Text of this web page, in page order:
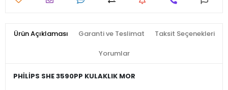
Ürün Açıklaması Garanti ve Teslimat Taksit Seçenekleri
Yorumlar
PHİLİPS SHE 3590PP KULAKLIK MOR